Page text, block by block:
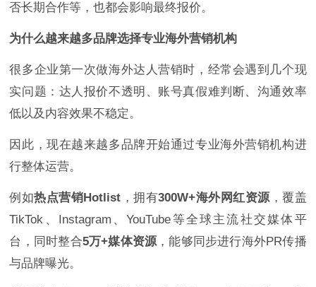
否长期合作等，也都会影响最终报价。
为什么越来越多品牌选择专业海外营销机构
很多企业第一次做海外达人营销时，经常会遇到几个现
实问题：达人报价不透明、账号真假难判断、沟通效率
低以及内容效果不稳定。
因此，现在越来越多品牌开始通过专业海外营销机构进
行整体运营。
例如热点营销Hotlist ，拥有300W+海外网红资源，覆盖
TikTok、Instagram、YouTube等全球主流社交媒体平
台，同时整合5万+媒体资源，能够同步进行海外PR传播
与品牌曝光。